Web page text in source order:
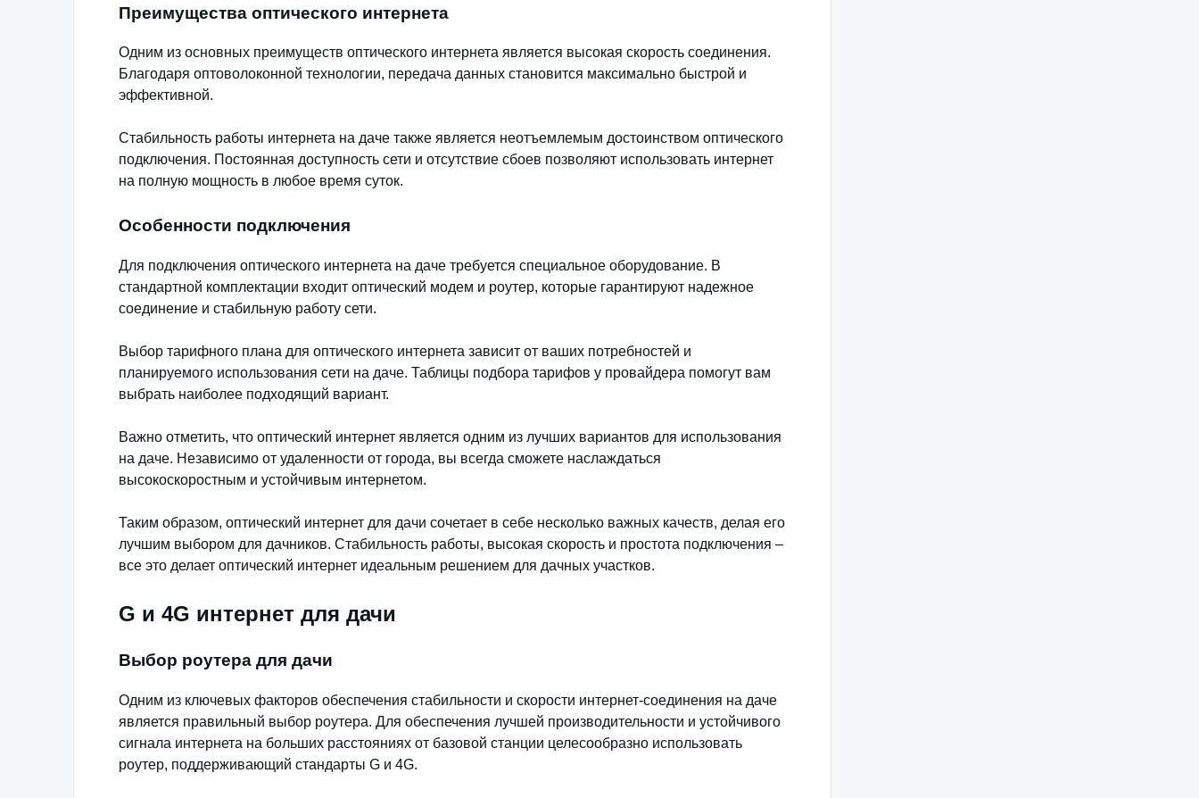
Преимущества оптического интернета
Одним из основных преимуществ оптического интернета является высокая скорость соединения.
Благодаря оптоволоконной технологии, передача данных становится максимально быстрой и
эффективной.
Стабильность работы интернета на даче также является неотъемлемым достоинством оптического
подключения. Постоянная доступность сети и отсутствие сбоев позволяют использовать интернет
на полную мощность в любое время суток.
Особенности подключения
Для подключения оптического интернета на даче требуется специальное оборудование. В
стандартной комплектации входит оптический модем и роутер, которые гарантируют надежное
соединение и стабильную работу сети.
Выбор тарифного плана для оптического интернета зависит от ваших потребностей и
планируемого использования сети на даче. Таблицы подбора тарифов у провайдера помогут вам
выбрать наиболее подходящий вариант.
Важно отметить, что оптический интернет является одним из лучших вариантов для использования
на даче. Независимо от удаленности от города, вы всегда сможете наслаждаться
высокоскоростным и устойчивым интернетом.
Таким образом, оптический интернет для дачи сочетает в себе несколько важных качеств, делая его
лучшим выбором для дачников. Стабильность работы, высокая скорость и простота подключения –
все это делает оптический интернет идеальным решением для дачных участков.
G и 4G интернет для дачи
Выбор роутера для дачи
Одним из ключевых факторов обеспечения стабильности и скорости интернет-соединения на даче
является правильный выбор роутера. Для обеспечения лучшей производительности и устойчивого
сигнала интернета на больших расстояниях от базовой станции целесообразно использовать
роутер, поддерживающий стандарты G и 4G.